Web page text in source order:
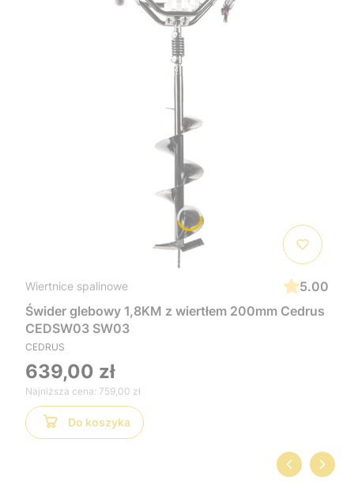
Wiertnice spalinowe
5.00
Świder glebowy 1,8KM z wiertłem 200mm Cedrus
CEDSW03 SW03
CEDRUS
639,00 zł
Najniższa cena: 759,00 zł
Do koszyka